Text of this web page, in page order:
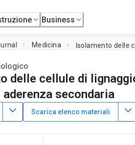
Business
Medicina Isolamento delle
delle cellule di
secondaria
13 luglio 2022
Li*2,Xuanwei Chen1,Jin Chen1,Jian Xu
Scarica elenco materiali